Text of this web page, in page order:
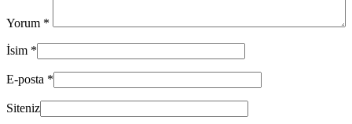
Yorum *
İsim *
E-posta *
Siteniz